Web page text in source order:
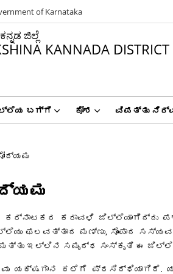
of Karnataka
ಜಿಲ್ಲೆ
KANNADA DISTRICT
ಬಗ್ಗೆ ಕೋಶ ವಿಪತ್ತು
ಕರಾವಳಿ ಜಿಲ್ಲೆಯಾಗಿದ್ದು
ಫಲವತ್ತಾದ ಮಣ್ಣು, ಸೊಂಪಾದ
ಮತ್ತು ಇಲ್ಲಿನ ಸಮೃದ್ಧ ಸಂಸ್ಕೃತಿ ಈ
ಯಕ್ಷಗಾನ ಕಲೆಗೆ ಪ್ರಸಿದ್ಧಿಯಾಗಿದೆ.